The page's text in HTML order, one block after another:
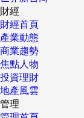
財經
財經首頁
產業動態
商業趨勢
焦點人物
投資理財
地產風雲
管理